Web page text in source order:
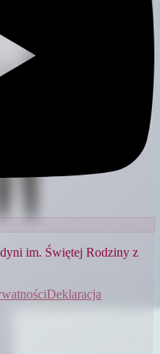
im. Świętej Rodziny z
Deklaracja